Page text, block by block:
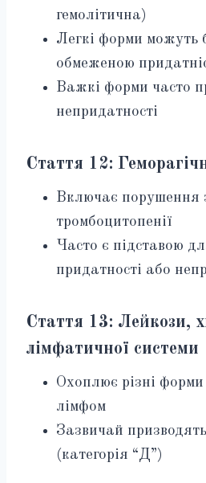
гемолітична)
Легкі форми можуть
обмеженою
Важкі форми часто
непридатності
Стаття 12:
Включає порушення
тромбоцитопенії
Часто є підставою
придатності або
Стаття 13: Лейкози,
лімфатичної системи
Охоплює різні форми
лімфом
Зазвичай
(категорія “Д”)